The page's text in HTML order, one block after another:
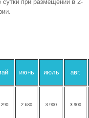
сутки при размещении в 2-
июнь июль авг.
290 2 630 3 900 3 900